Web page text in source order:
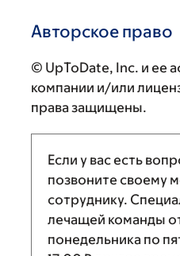
Авторское право
© UpToDate, Inc. и ее
компании и/или
права защищены.
Если у вас есть
позвоните своему
сотруднику.
лечащей команды
понедельника по